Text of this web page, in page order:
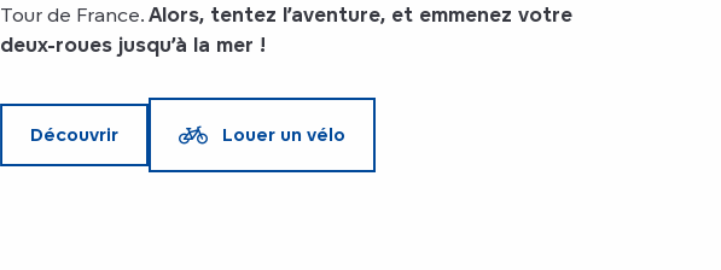
Tour de France. Alors, tentez l’aventure, et emmenez votre
deux-roues jusqu’à la mer !
Découvrir Louer un vélo